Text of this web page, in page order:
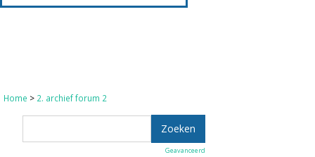
Home > 2. archief forum 2
Geavanceerd